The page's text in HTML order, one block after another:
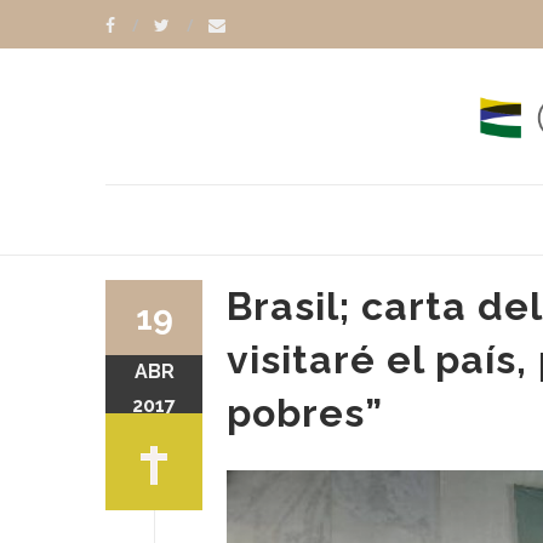
Brasil; carta
visitaré el país,
pobres”
19
ABR
2017
MICHEL TEMER